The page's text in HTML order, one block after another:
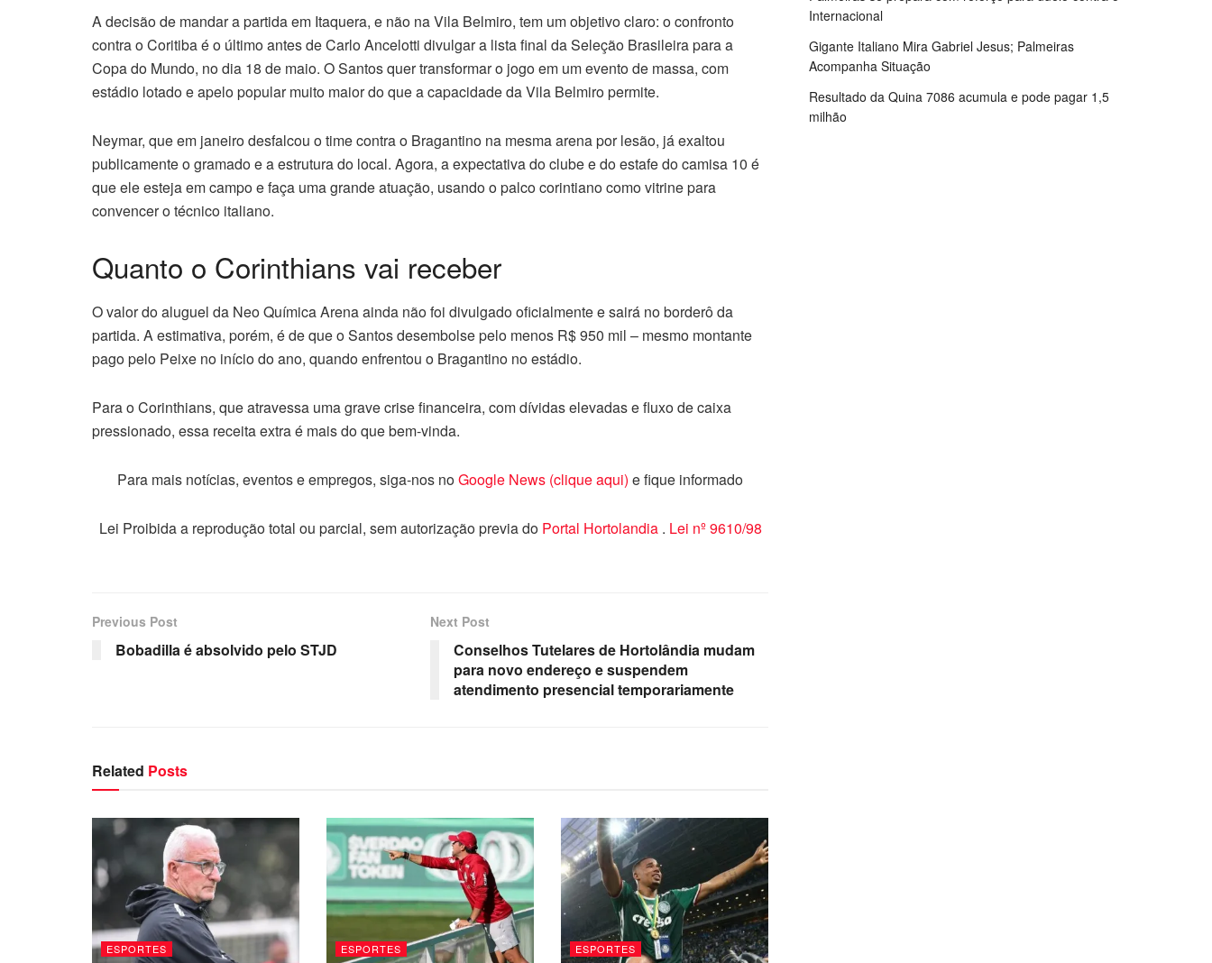
A decisão de mandar a partida em Itaquera, e não na Vila Belmiro, tem um objetivo claro: o confronto
contra o Coritiba é o último antes de Carlo Ancelotti divulgar a lista final da Seleção Brasileira para a
Copa do Mundo, no dia 18 de maio. O Santos quer transformar o jogo em um evento de massa, com
estádio lotado e apelo popular muito maior do que a capacidade da Vila Belmiro permite.
Neymar, que em janeiro desfalcou o time contra o Bragantino na mesma arena por lesão, já exaltou
publicamente o gramado e a estrutura do local. Agora, a expectativa do clube e do estafe do camisa 10 é
que ele esteja em campo e faça uma grande atuação, usando o palco corintiano como vitrine para
convencer o técnico italiano.
Quanto o Corinthians vai receber
O valor do aluguel da Neo Química Arena ainda não foi divulgado oficialmente e sairá no borderô da
partida. A estimativa, porém, é de que o Santos desembolse pelo menos R$ 950 mil – mesmo montante
pago pelo Peixe no início do ano, quando enfrentou o Bragantino no estádio.
Para o Corinthians, que atravessa uma grave crise financeira, com dívidas elevadas e fluxo de caixa
pressionado, essa receita extra é mais do que bem-vinda.
Para mais notícias, eventos e empregos, siga-nos noGoogle News (clique aqui) e fique informado
Lei Proibida a reprodução total ou parcial, sem autorização previa do Portal Hortolandia . Lei nº 9610/98
Previous Post
Bobadilla é absolvido pelo STJD
Next Post
Conselhos Tutelares de Hortolândia mudam
para novo endereço e suspendem
atendimento presencial temporariamente
Related Posts
ESPORTES ESPORTES ESPORTES
Internacional
Gigante Italiano Mira Gabriel Jesus; Palmeiras
Acompanha Situação
Resultado da Quina 7086 acumula e pode pagar 1,5
milhão